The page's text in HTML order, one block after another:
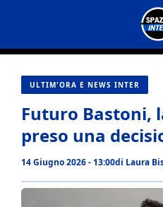
contenuto
ULTIM'ORA E NEWS INTER
Futuro Bastoni,
preso una
14 Giugno 2026 - 13:00di Laura